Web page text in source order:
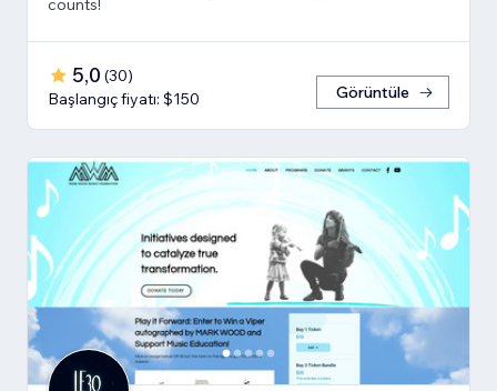
counts!
5,0 (30)
Başlangıç fiyatı: $150
Görüntüle